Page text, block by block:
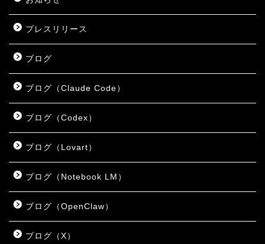
プレスリリース
ブログ
ブログ（Claude Code）
ブログ（Codex）
ブログ（Lovart）
ブログ（Notebook LM）
ブログ（OpenClaw）
ブログ（X）